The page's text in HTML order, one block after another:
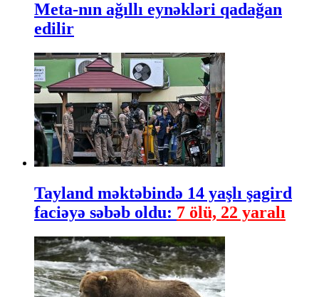
Meta-nın ağıllı eynəkləri qadağan
edilir
Tayland məktəbində 14 yaşlı şagird
faciəyə səbəb oldu: 7 ölü, 22 yaralı